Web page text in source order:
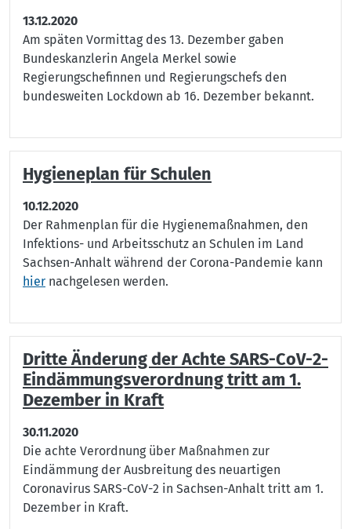
13.12.2020
Am späten Vormittag des 13. Dezember gaben
Bundeskanzlerin Angela Merkel sowie
Regierungschefinnen und Regierungschefs den
bundesweiten Lockdown ab 16. Dezember bekannt.
Hygieneplan für Schulen
10.12.2020
Der Rahmenplan für die Hygienemaßnahmen, den
Infektions- und Arbeitsschutz an Schulen im Land
Sachsen-Anhalt während der Corona-Pandemie kann
hier nachgelesen werden.
Dritte Änderung der Achte SARS-CoV-2-
Eindämmungsverordnung tritt am 1.
Dezember in Kraft
30.11.2020
Die achte Verordnung über Maßnahmen zur
Eindämmung der Ausbreitung des neuartigen
Coronavirus SARS-CoV-2 in Sachsen-Anhalt tritt am 1.
Dezember in Kraft.